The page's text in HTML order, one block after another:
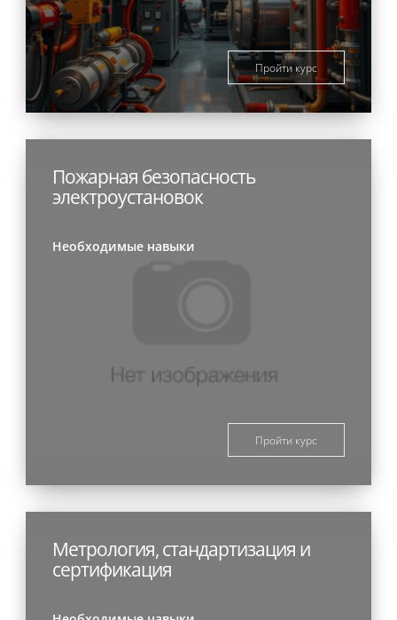
Пройти курс
Пожарная безопасность
электроустановок
Необходимые навыки
Пройти курс
Метрология, стандартизация и
сертификация